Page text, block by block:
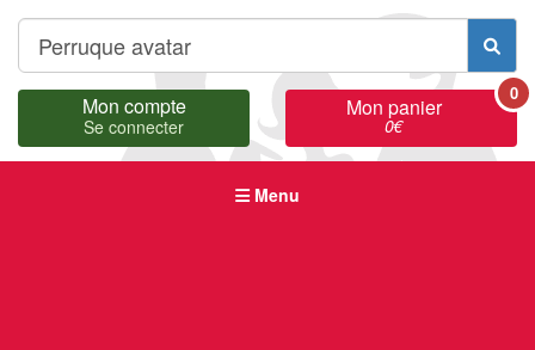
Mon compte
Se connecter
Mon panier
0€
0
Menu